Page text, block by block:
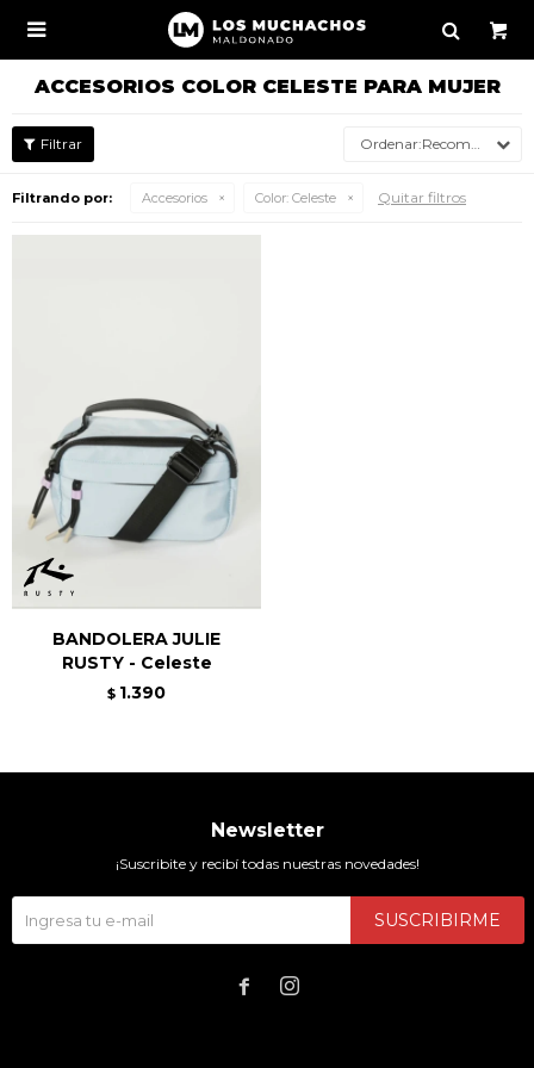

ACCESORIOS COLOR CELESTE PARA MUJER
Recomendados
Filtrando por: Accesorios Color: Celeste Quitar filtros
BANDOLERA JULIE
RUSTY - Celeste
$ 1.390
Newsletter
¡Suscribite y recibí todas nuestras novedades!
SUSCRIBIRME
 